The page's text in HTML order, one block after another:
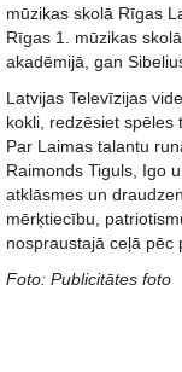
mūzikas skolā Rīgas
Rīgas 1. mūzikas
akadēmijā, gan
Latvijas Televīzijas
kokli, redzēsiet spēles
Par Laimas talantu
Raimonds Tiguls, Igo
atklāsmes un
mērķtiecību,
nospraustajā ceļā pēc
Foto: Publicitātes foto